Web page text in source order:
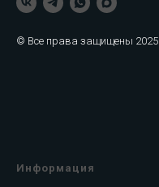
© Все права защищены 2025
Информация